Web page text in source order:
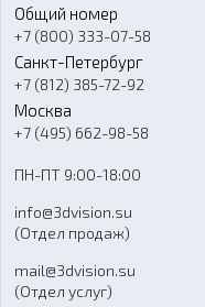
Программное обеспечение
Ремонт и услуги
О компании
Контакты
Гос. закупки
Стать дилером
Блог
FAQ
Общий номер
+7 (800) 333-07-58
Санкт-Петербург
+7 (812) 385-72-92
Москва
+7 (495) 662-98-58
ПН-ПТ 9:00-18:00
info@3dvision.su
(Отдел продаж)
mail@3dvision.su
(Отдел услуг)